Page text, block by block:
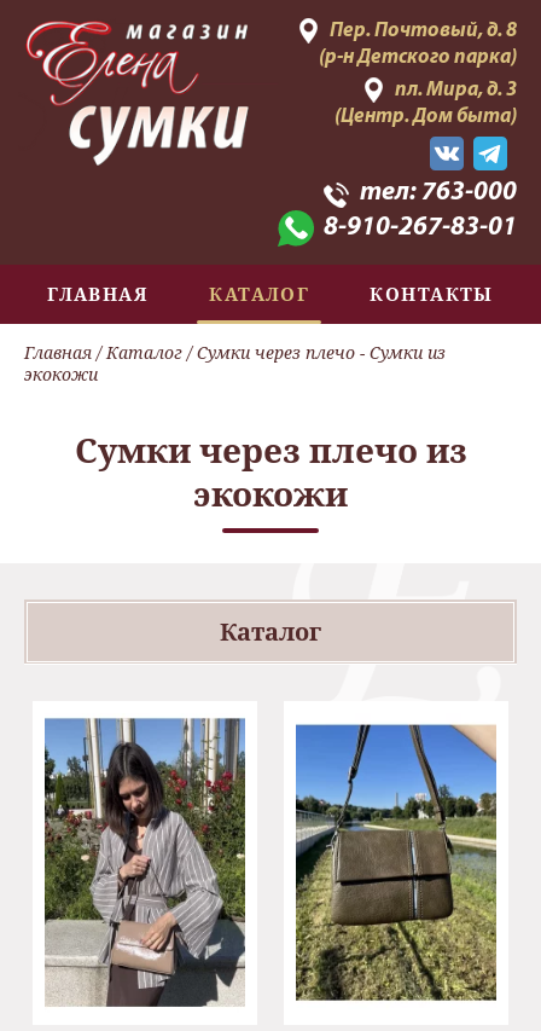
Пер. Почтовый, д. 8
(р-н Детского парка)
пл. Мира, д. 3
(Центр. Дом быта)
тел:763-000
8-910-267-83-01
ГЛАВНАЯ КАТАЛОГ КОНТАКТЫ
Главная/Каталог/Сумки через плечо - Сумки из
экокожи
Сумки через плечо из
экокожи
Каталог